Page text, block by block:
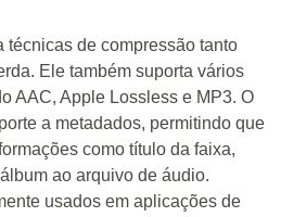
técnicas de compressão tanto
Ele também suporta vários
AAC, Apple Lossless e MP3. O
a metadados, permitindo que
como título da faixa,
ao arquivo de áudio.
usados em aplicações de